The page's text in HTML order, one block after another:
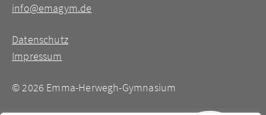
info@emagym.de
Datenschutz
Impressum
© 2026 Emma-Herwegh-Gymnasium